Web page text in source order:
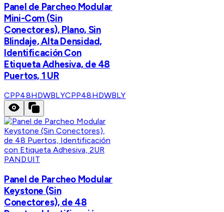
Panel de Parcheo Modular
Mini-Com (Sin
Conectores), Plano, Sin
Blindaje, Alta Densidad,
Identificación Con
Etiqueta Adhesiva, de 48
Puertos, 1 UR
CPP48HDWBLYCPP48HDWBLY
PANDUIT
Panel de Parcheo Modular
Keystone (Sin
Conectores), de 48